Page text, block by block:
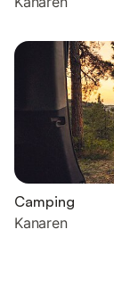
Camping
Kanaren